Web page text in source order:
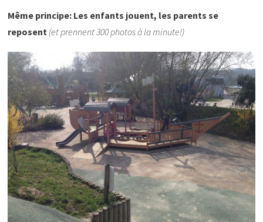
Même principe: Les enfants jouent, les parents se
reposent (et prennent 300 photos à la minute!)